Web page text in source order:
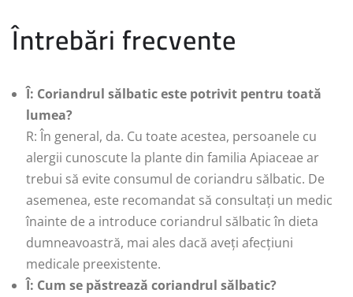
Întrebări frecvente
Î: Coriandrul sălbatic este potrivit pentru toată
lumea?
R: În general, da. Cu toate acestea, persoanele cu
alergii cunoscute la plante din familia Apiaceae ar
trebui să evite consumul de coriandru sălbatic. De
asemenea, este recomandat să consultați un medic
înainte de a introduce coriandrul sălbatic în dieta
dumneavoastră, mai ales dacă aveți afecțiuni
medicale preexistente.
Î: Cum se păstrează coriandrul sălbatic?